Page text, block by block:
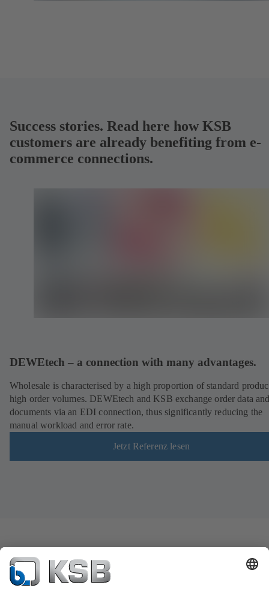
Success stories. Read here how KSB
customers are already benefiting from e-
commerce connections.
DEWEtech – a connection with many advantages.
Wholesale is characterised by a high proportion of standard
high order volumes. DEWEtech and KSB exchange order data
documents via an EDI connection, thus significantly reducing the
manual workload and error rate.
Jetzt Referenz lesen